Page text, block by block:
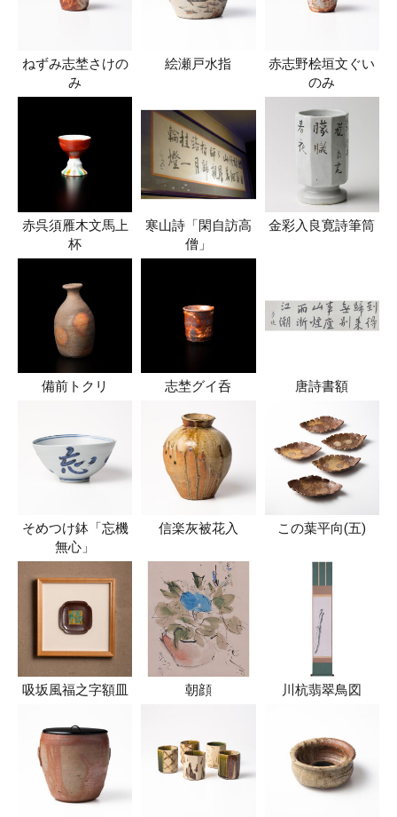
ねずみ志埜さけの
み
絵瀬戸水指
赤志野桧垣文ぐい
のみ
赤呉須雁木文馬上
杯
寒山詩「閑自訪高
僧」
金彩入良寛詩筆筒
備前トクリ 志埜グイ呑 唐詩書額
そめつけ鉢「忘機
無心」
信楽灰被花入 この葉平向(五)
吸坂風福之字額皿 朝顔 川杭翡翠鳥図